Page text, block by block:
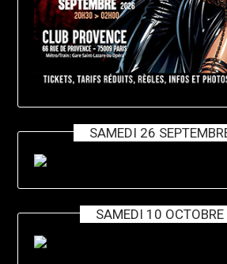
SAMEDI 26
SAMEDI 10